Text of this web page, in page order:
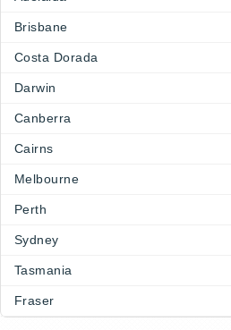
Brisbane
Costa Dorada
Darwin
Canberra
Cairns
Melbourne
Perth
Sydney
Tasmania
Fraser